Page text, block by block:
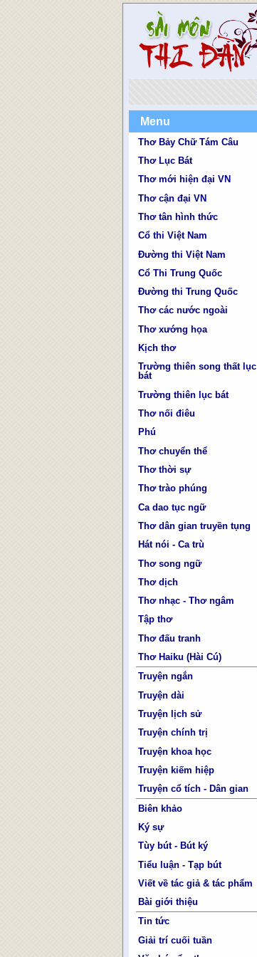
Menu
Thơ Bảy Chữ Tám Câu
Thơ Lục Bát
Thơ mới hiện đại VN
Thơ cận đại VN
Thơ tân hình thức
Cổ thi Việt Nam
Đường thi Việt Nam
Cổ Thi Trung Quốc
Đường thi Trung Quốc
Thơ các nước ngoài
Thơ xướng họa
Kịch thơ
Trường thiên song thất lục
bát
Trường thiên lục bát
Thơ nối điêu
Phú
Thơ chuyển thể
Thơ thời sự
Thơ trào phúng
Ca dao tục ngữ
Thơ dân gian truyền tụng
Hát nói - Ca trù
Thơ song ngữ
Thơ dịch
Thơ nhạc - Thơ ngâm
Tập thơ
Thơ đấu tranh
Thơ Haiku (Hài Cú)
Truyện ngắn
Truyện dài
Truyện lịch sử
Truyện chính trị
Truyện khoa học
Truyện kiếm hiệp
Truyện cổ tích - Dân gian
Biên khảo
Ký sự
Tùy bút - Bút ký
Tiểu luận - Tạp bút
Viết về tác giả & tác phẩm
Bài giới thiệu
Tin tức
Giải trí cuối tuần